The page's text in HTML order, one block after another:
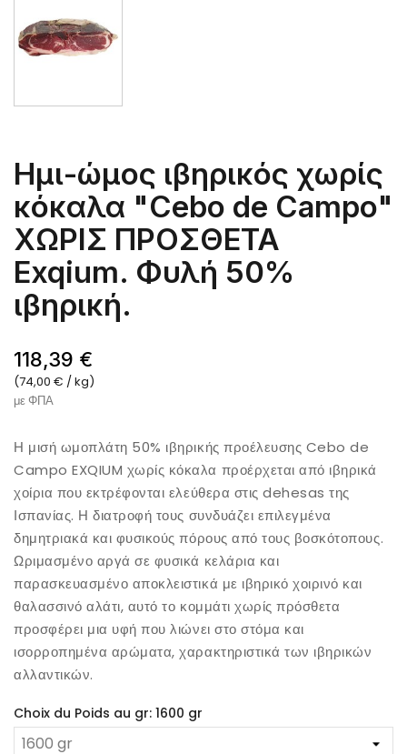
Ημι-ώμος ιβηρικός χωρίς
κόκαλα "Cebo de Campo"
ΧΩΡΙΣ ΠΡΟΣΘΕΤΑ
Exqium. Φυλή 50%
ιβηρική.
118,39 €
(74,00 € / kg)
με ΦΠΑ
Η μισή ωμοπλάτη 50% ιβηρικής προέλευσης Cebo de
Campo EXQIUM χωρίς κόκαλα προέρχεται από ιβηρικά
χοίρια που εκτρέφονται ελεύθερα στις dehesas της
Ισπανίας. Η διατροφή τους συνδυάζει επιλεγμένα
δημητριακά και φυσικούς πόρους από τους βοσκότοπους.
Ωριμασμένο αργά σε φυσικά κελάρια και
παρασκευασμένο αποκλειστικά με ιβηρικό χοιρινό και
θαλασσινό αλάτι, αυτό το κομμάτι χωρίς πρόσθετα
προσφέρει μια υφή που λιώνει στο στόμα και
ισορροπημένα αρώματα, χαρακτηριστικά των ιβηρικών
αλλαντικών.
Choix du Poids au gr: 1600 gr